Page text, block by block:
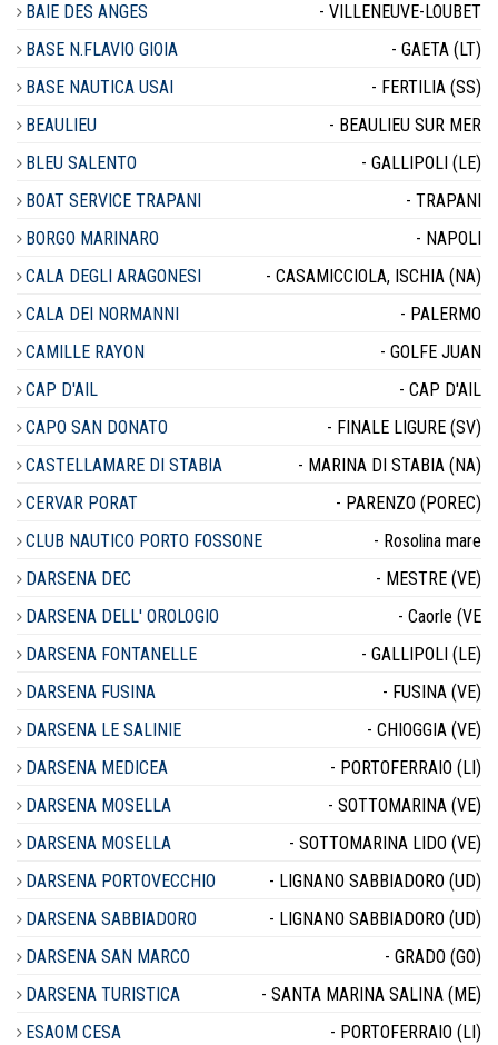
BAIE DES ANGES
- VILLENEUVE-LOUBET
BASE N.FLAVIO GIOIA
- GAETA (LT)
BASE NAUTICA USAI
- FERTILIA (SS)
BEAULIEU
- BEAULIEU SUR MER
BLEU SALENTO
- GALLIPOLI (LE)
BOAT SERVICE TRAPANI
- TRAPANI
BORGO MARINARO
- NAPOLI
CALA DEGLI ARAGONESI
- CASAMICCIOLA, ISCHIA (NA)
CALA DEI NORMANNI
- PALERMO
CAMILLE RAYON
- GOLFE JUAN
CAP D'AIL
- CAP D'AIL
CAPO SAN DONATO
- FINALE LIGURE (SV)
CASTELLAMARE DI STABIA
- MARINA DI STABIA (NA)
CERVAR PORAT
- PARENZO (POREC)
CLUB NAUTICO PORTO FOSSONE
- Rosolina mare
DARSENA DEC
- MESTRE (VE)
DARSENA DELL' OROLOGIO
- Caorle (VE
DARSENA FONTANELLE
- GALLIPOLI (LE)
DARSENA FUSINA
- FUSINA (VE)
DARSENA LE SALINIE
- CHIOGGIA (VE)
DARSENA MEDICEA
- PORTOFERRAIO (LI)
DARSENA MOSELLA
- SOTTOMARINA (VE)
DARSENA MOSELLA
- SOTTOMARINA LIDO (VE)
DARSENA PORTOVECCHIO
- LIGNANO SABBIADORO (UD)
DARSENA SABBIADORO
- LIGNANO SABBIADORO (UD)
DARSENA SAN MARCO
- GRADO (GO)
DARSENA TURISTICA
- SANTA MARINA SALINA (ME)
ESAOM CESA
- PORTOFERRAIO (LI)